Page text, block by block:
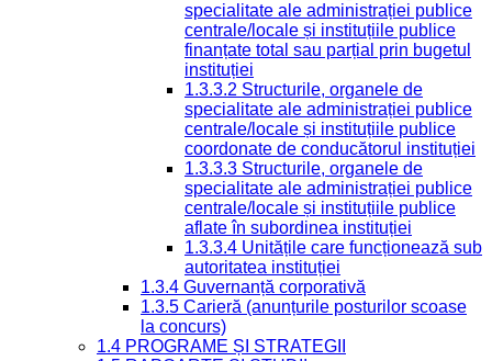
specialitate ale administrației publice
centrale/locale și instituțiile publice
finanțate total sau parțial prin bugetul
instituției
1.3.3.2 Structurile, organele de
specialitate ale administrației publice
centrale/locale și instituțiile publice
coordonate de conducătorul instituției
1.3.3.3 Structurile, organele de
specialitate ale administrației publice
centrale/locale și instituțiile publice
aflate în subordinea instituției
1.3.3.4 Unitățile care funcționează sub
autoritatea instituției
1.3.4 Guvernanță corporativă
1.3.5 Carieră (anunțurile posturilor scoase
la concurs)
1.4 PROGRAME ȘI STRATEGII